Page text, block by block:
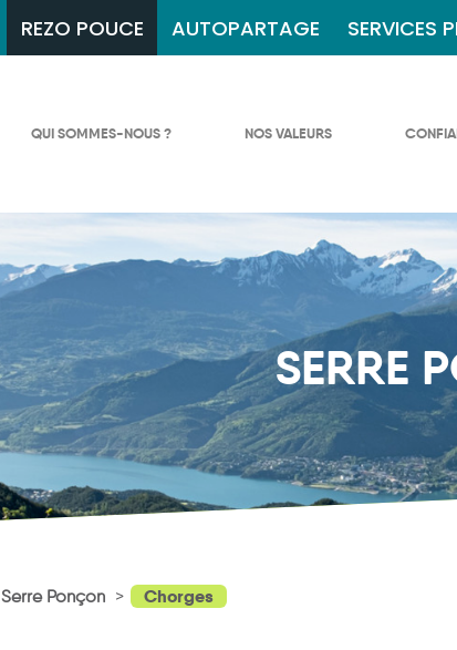
REZO POUCE AUTOPARTAGE SERVICES
QUI SOMMES-NOUS ? NOS VALEURS
SERRE
Serre Ponçon Chorges